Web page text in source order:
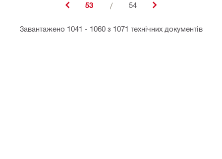
53 / 54
Завантажено 1041 - 1060 з 1071 технічних документів